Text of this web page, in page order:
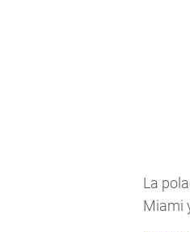
La
Miami